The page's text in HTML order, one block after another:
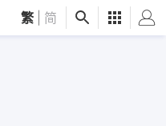
繁 简